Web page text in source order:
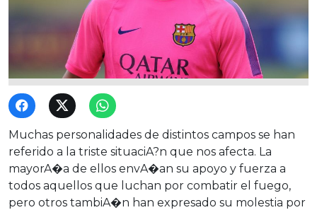
Muchas personalidades de distintos campos se han
referido a la triste situaciA?n que nos afecta. La
mayorA�a de ellos envA�an su apoyo y fuerza a
todos aquellos que luchan por combatir el fuego,
pero otros tambiA�n han expresado su molestia por